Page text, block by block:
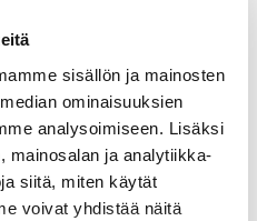
sisällön ja mainosten
ominaisuuksien
analysoimiseen. Lisäksi
mainosalan ja analytiikka-
siitä, miten käytät
voivat yhdistää näitä
20.05.2026